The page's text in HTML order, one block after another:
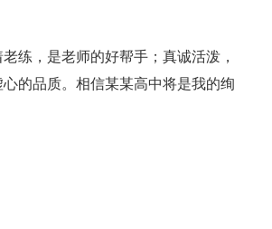
练，是老师的好帮手；真诚活泼，
的品质。相信某某高中将是我的绚